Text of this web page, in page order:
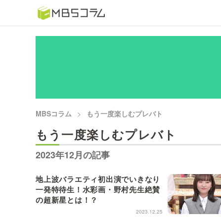
番組コラムから探す
推しといつまでも
何が起こるかホンマにわからん！？「ごぶごぶ」のトリ
セツ
痛快！明石家電視台に、エエ話はいらんねん！
5分で読める！教えてもらう前と後
MBSコラム もう一度楽しむプレバト
もう一度楽しむプレバト
2023年12月の記事
地上波バラエティ初出演でいきなり
一発特待生！水彩画・野村先生絶賛
の超新星とは！？
2023.12.25